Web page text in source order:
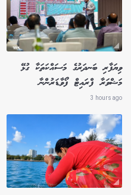
ވިޔަފާރި ބަނދަރުގެ މަސައްކަތަކާ ގުޅޭ
މަޝްވަރާ ފްރައިޓް ފޯވާޑަރުންނާ
3 hours ago